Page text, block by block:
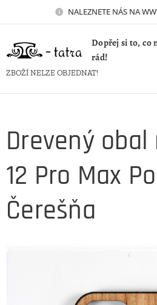
NALEZNETE NÁS NA
Dopřej si to, co
rád!
ZBOŽÍ NELZE OBJEDNAT!
Drevený
12 Pro Max
Čerešňa